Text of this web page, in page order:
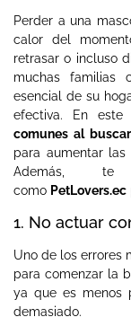
Perder a una
calor del
retrasar o incluso
muchas familias
esencial de su
efectiva. En
comunes al
para aumentar las
Además, te
como PetLovers.ec
1. No actuar
Uno de los errores
para comenzar la
ya que es menos
demasiado.